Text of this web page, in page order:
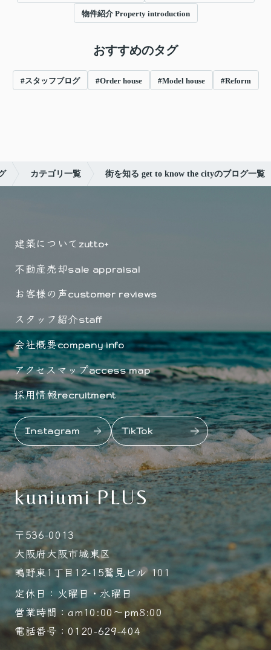
物件紹介 Property introduction
おすすめのタグ
#スタッフブログ #Order house #Model house #Reform
カテゴリ一覧 街を知る get to know the cityのブログ一覧
建築について zutto+
不動産売却sale appraisal
お客様の声customer reviews
スタッフ紹介staff
会社概要company info
アクセスマップaccess map
採用情報recruitment
Instagram TikTok
kuniumi PLUS
〒536-0013
大阪府大阪市城東区
鴫野東1丁目12-15鷲見ビル 101
定休日：火曜日・水曜日
営業時間：am10:00～pm8:00
電話番号：0120-629-404